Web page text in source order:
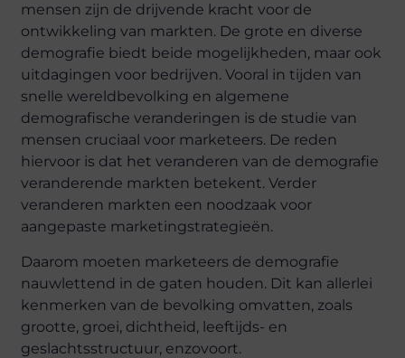
mensen zijn de drijvende kracht voor de
ontwikkeling van markten. De grote en diverse
demografie biedt beide mogelijkheden, maar ook
uitdagingen voor bedrijven. Vooral in tijden van
snelle wereldbevolking en algemene
demografische veranderingen is de studie van
mensen cruciaal voor marketeers. De reden
hiervoor is dat het veranderen van de demografie
veranderende markten betekent. Verder
veranderen markten een noodzaak voor
aangepaste marketingstrategieën.
Daarom moeten marketeers de demografie
nauwlettend in de gaten houden. Dit kan allerlei
kenmerken van de bevolking omvatten, zoals
grootte, groei, dichtheid, leeftijds- en
geslachtsstructuur, enzovoort.